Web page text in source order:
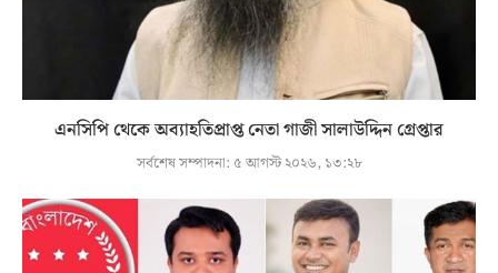
এনসিপি থেকে অব্যাহতিপ্রাপ্ত নেতা গাজী সালাউদ্দিন গ্রেপ্তার
সর্বশেষ সম্পাদনা: ৫ আগস্ট ২০২৬, ১৩:২৮